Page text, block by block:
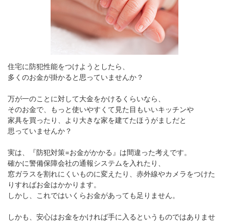
住宅に防犯性能をつけようとしたら、
多くのお金が掛かると思っていませんか？
万が一のことに対して大金をかけるくらいなら、
そのお金で、もっと使いやすくて見た目もいいキッチンや
家具を買ったり、より大きな家を建てたほうがましだと
思っていませんか？
実は、『防犯対策=お金がかかる』は間違った考えです。
確かに警備保障会社の通報システムを入れたり、
窓ガラスを割れにくいものに変えたり、赤外線やカメラをつけた
りすればお金はかかります。
しかし、これではいくらお金があっても足りません。
しかも、安心はお金をかければ手に入るというものではありませ